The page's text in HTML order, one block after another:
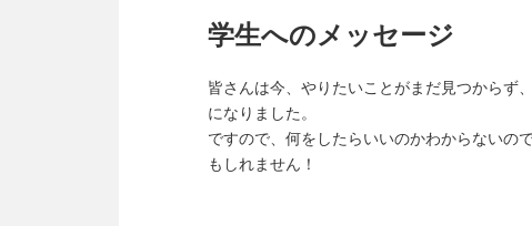
学生へのメッセージ
皆さんは今、やりたいことがまだ見つからず
になりました。
ですので、何をしたらいいのかわからないの
もしれません！